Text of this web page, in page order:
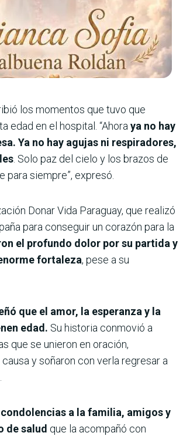
los momentos que tuvo que
edad en el hospital. “Ahoraya no hay
Ya no hay agujas ni respiradores,
. Solo paz del cielo y los brazos de
para siempre”, expresó.
Donar Vida Paraguay, que realizó
para conseguir un corazón para la
el profundo dolor por su partida y
fortaleza, pese a su
que el amor, la esperanza y la
edad. Su historia conmovió a
que se unieron en oración,
y soñaron con verla regresar a
condolencias a la familia, amigos y
de salud que la acompañó con